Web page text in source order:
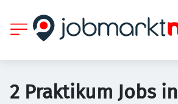
2 Praktikum Jobs in